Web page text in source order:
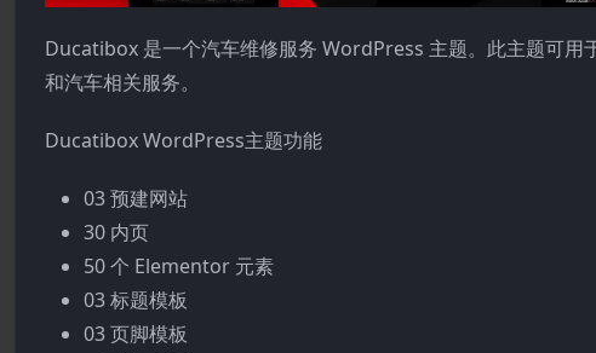
Ducatibox 是一个汽车维修服务 WordPress 主题。此主题可用
和汽车相关服务。
Ducatibox WordPress主题功能
03 预建网站
30 内页
50 个 Elementor 元素
03 标题模板
03 页脚模板